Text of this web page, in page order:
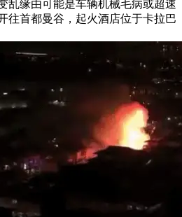
乱缘由可能是车辆机械毛病或超速
往首都曼谷，起火酒店位于卡拉巴